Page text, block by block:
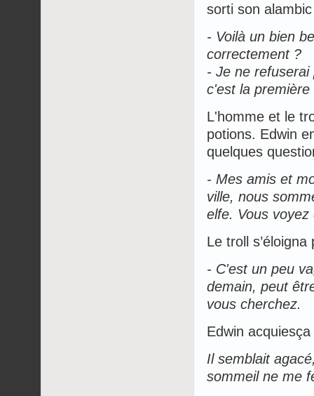
sorti son
- Voilà un bien
correctement ?
- Je ne
c'est la
L'homme et le
potions. Edwin
quelques
- Mes amis et
ville, nous
elfe. Vous
Le troll
- C'est un peu
demain, peut
vous cherchez.
Edwin
Il semblait
sommeil ne me